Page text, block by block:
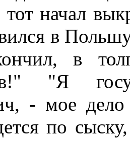
начал
в
в
"Я
- мое дело
по